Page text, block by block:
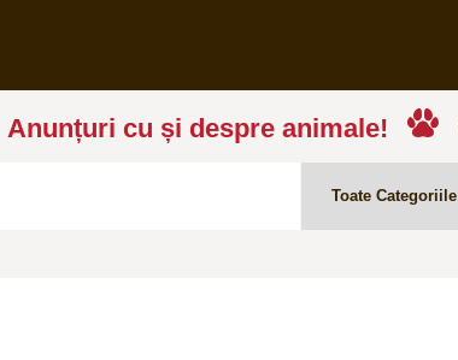
Anunțuri cu și despre animale!